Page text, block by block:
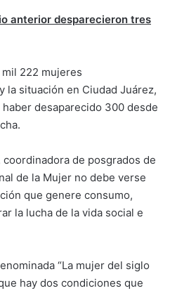
anterior desparecieron tres
222 mujeres
la situación en Ciudad Juárez,
desaparecido 300 desde
de posgrados de
de la Mujer no debe verse
que genere consumo,
la lucha de la vida social e
“La mujer del siglo
hay dos condiciones que